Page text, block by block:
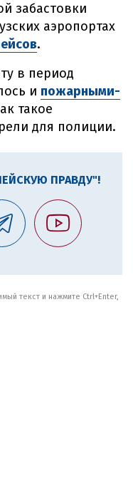
забастовки
аэропортах
.
в период
и пожарными-
такое
для полиции.
ПРАВДУ"!
текст и нажмите Ctrl+Enter,